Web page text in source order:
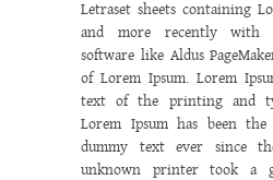
Letraset sheets containing
and more recently with
software like Aldus
of Lorem Ipsum. Lorem
text of the printing and
Lorem Ipsum has been
dummy text ever since
unknown printer took a